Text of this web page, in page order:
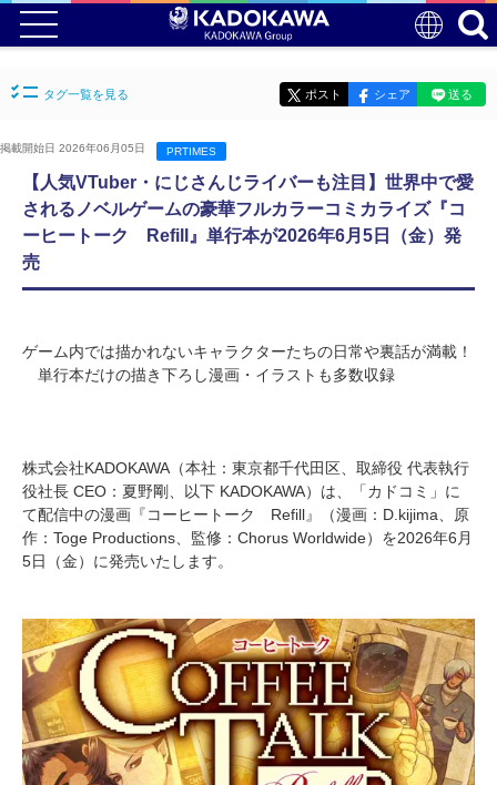
タグ一覧を見る ポスト シェア 送る
掲載開始日 2026年06月05日 PRTIMES
【人気VTuber・にじさんじライバーも注目】世界中で愛
されるノベルゲームの豪華フルカラーコミカライズ『コ
ーヒートーク Refill』単行本が2026年6月5日（金）発
売
ゲーム内では描かれないキャラクターたちの日常や裏話が満載！
単行本だけの描き下ろし漫画・イラストも多数収録
株式会社KADOKAWA（本社：東京都千代田区、取締役 代表執行
役社長 CEO：夏野剛、以下 KADOKAWA）は、「カドコミ」に
て配信中の漫画『コーヒートーク Refill』（漫画：D.kijima、原
作：Toge Productions、監修：Chorus Worldwide）を2026年6月
5日（金）に発売いたします。